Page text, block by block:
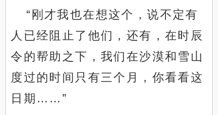
“刚才我也在想这个，说不定有
人已经阻止了他们，还有，在时辰
令的帮助之下，我们在沙漠和雪山
度过的时间只有三个月，你看看这
日期……”